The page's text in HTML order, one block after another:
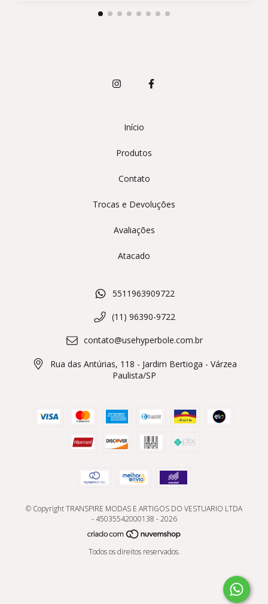
Início
Produtos
Contato
Trocas e Devoluções
Avaliações
Atacado
5511963909722
(11) 96390-9722
contato@usehyperbole.com.br
Rua das Antúrias, 118 - Jardim Bertioga - Várzea
Paulista/SP
© Copyright TRANSPIRE MODAS E ARTIGOS DO VESTUARIO LTDA
- 45035542000138 - 2026
Todos os direitos reservados.